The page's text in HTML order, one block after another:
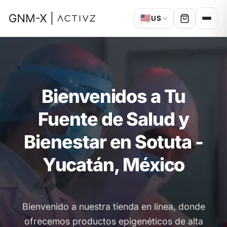
🇺🇸US
Bienvenidos a Tu
Fuente de Salud y
Bienestar en Sotuta -
Yucatán, México
Bienvenido a nuestra tienda en línea, donde
ofrecemos productos epigenéticos de alta